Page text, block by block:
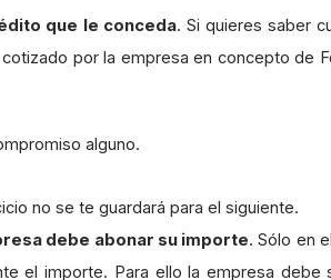
que le conceda. Si quieres saber
por la empresa en concepto de
alguno.
no se te guardará para el siguiente.
debe abonar su importe. Sólo en
el importe. Para ello la empresa debe